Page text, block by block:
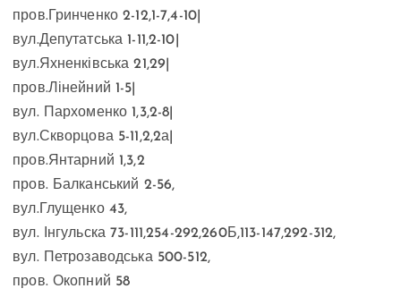
пров.Гринченко 2-12,1-7,4-10|
вул.Депутатська 1-11,2-10|
вул.Яхненківська 21,29|
пров.Лінейний 1-5|
вул. Пархоменко 1,3,2-8|
вул.Скворцова 5-11,2,2а|
пров.Янтарний 1,3,2
пров. Балканський 2-56,
вул.Глущенко 43,
вул. Інгульска 73-111,254-292,260Б,113-147,292-312,
вул. Петрозаводська 500-512,
пров. Окопний 58